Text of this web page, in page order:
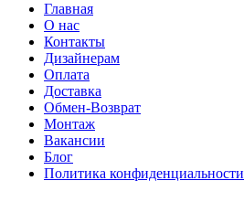
Главная
О нас
Контакты
Дизайнерам
Оплата
Доставка
Обмен-Возврат
Монтаж
Вакансии
Блог
Политика конфиденциальности